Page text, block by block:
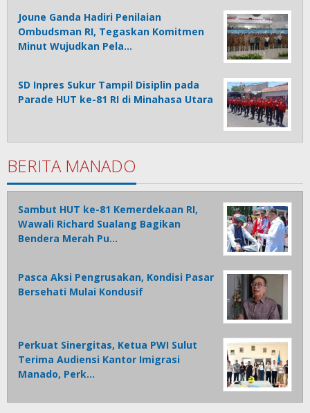
Joune Ganda Hadiri Penilaian
Ombudsman RI, Tegaskan Komitmen
Minut Wujudkan Pela…
SD Inpres Sukur Tampil Disiplin pada
Parade HUT ke-81 RI di Minahasa Utara
BERITA MANADO
Sambut HUT ke-81 Kemerdekaan RI,
Wawali Richard Sualang Bagikan
Bendera Merah Pu…
Pasca Aksi Pengrusakan, Kondisi Pasar
Bersehati Mulai Kondusif
Perkuat Sinergitas, Ketua PWI Sulut
Terima Audiensi Kantor Imigrasi
Manado, Perk…